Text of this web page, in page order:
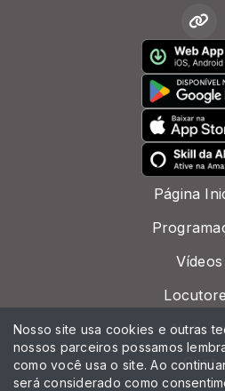
Página
Vídeos
Chat
Nosso site usa cookies e outras
nossos parceiros possamos
como você usa o site. Ao
será considerado como